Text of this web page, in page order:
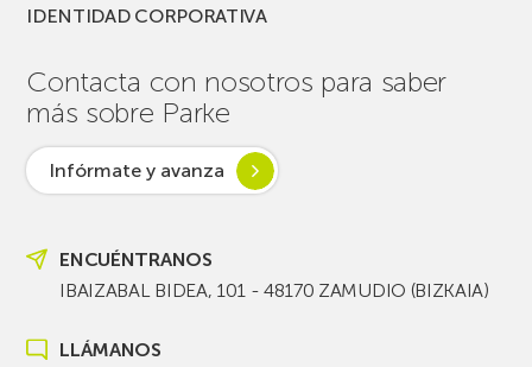
IDENTIDAD CORPORATIVA
Contacta con nosotros para saber
más sobre Parke
Infórmate y avanza
ENCUÉNTRANOS
IBAIZABAL BIDEA, 101 - 48170 ZAMUDIO (BIZKAIA)
LLÁMANOS